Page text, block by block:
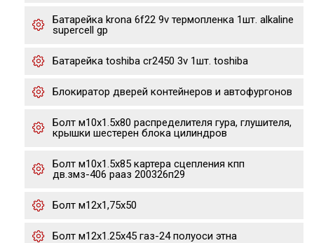
Батарейка krona 6f22 9v термопленка 1шт. alkaline
supercell gp
Батарейка toshiba cr2450 3v 1шт. toshiba
Блокиратор дверей контейнеров и автофургонов
Болт м10х1.5х80 распределителя гура, глушителя,
крышки шестерен блока цилиндров
Болт м10х1.5х85 картера сцепления кпп
дв.змз-406 рааз 200326п29
Болт м12х1,75х50
Болт м12х1.25х45 газ-24 полуоси этна